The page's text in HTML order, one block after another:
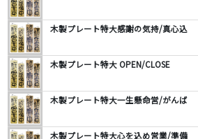
木製プレート特大感謝の気持/真心込
木製プレート特大 OPEN/CLOSE
木製プレート特大一生懸命営/がんば
木製プレート特大心を込め営業/準備